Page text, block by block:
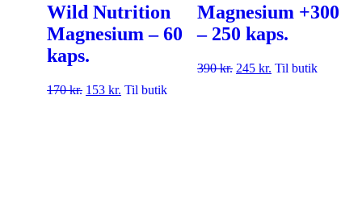
Wild Nutrition
Magnesium – 60
kaps.
170kr. 153 kr. Til butik
Magnesium +300
– 250 kaps.
390kr. 245 kr. Til butik